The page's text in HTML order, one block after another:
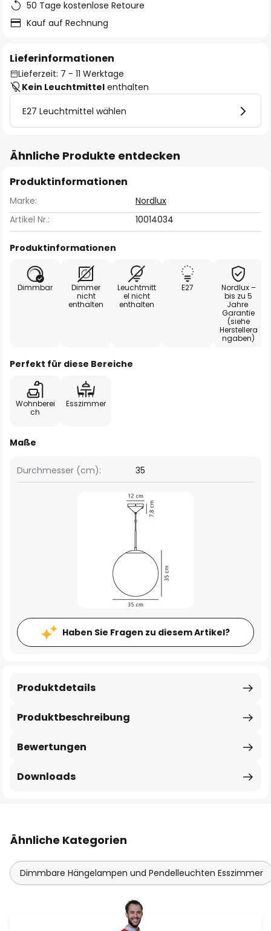
50 Tage kostenlose Retoure
Kauf auf Rechnung
Lieferinformationen
Lieferzeit: 7 - 11 Werktage
Kein Leuchtmittel enthalten
E27 Leuchtmittel wählen
Ähnliche Produkte entdecken
Produktinformationen
Marke:
Nordlux
Artikel Nr.:
10014034
Produktinformationen
Dimmbar
Dimmer
nicht
enthalten
Leuchtmitt
el nicht
enthalten
E27
Nordlux –
bis zu 5
Jahre
Garantie
(siehe
Herstellera
ngaben)
Perfekt für diese Bereiche
Wohnberei
ch
Esszimmer
Maße
Durchmesser (cm): 35
Haben Sie Fragen zu diesem Artikel?
Produktbeschreibung
Produktdetails
Bewertungen
Downloads
Ähnliche Kategorien
Dimmbare Hängelampen und Pendelleuchten Esszimmer